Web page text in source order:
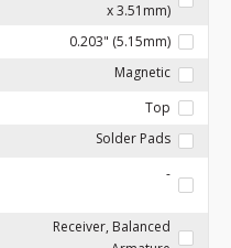
x 3.51mm)
0.203" (5.15mm)
Magnetic
Top
Solder Pads
-
Receiver, Balanced